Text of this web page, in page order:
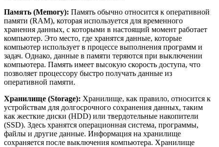
Память (Memory): Память обычно относится к оперативной
памяти (RAM), которая используется для временного
хранения данных, с которыми в настоящий момент работает
компьютер. Это место, где хранятся данные, которые
компьютер использует в процессе выполнения программ и
задач. Однако, данные в памяти теряются при выключении
компьютера. Память имеет высокую скорость доступа, что
позволяет процессору быстро получать данные из
оперативной памяти.
Хранилище (Storage): Хранилище, как правило, относится к
устройствам для долгосрочного сохранения данных, таким
как жесткие диски (HDD) или твердотельные накопители
(SSD). Здесь хранятся операционная система, программы,
файлы и другие данные. Информация на хранилище
сохраняется после выключения компьютера. Хранилище